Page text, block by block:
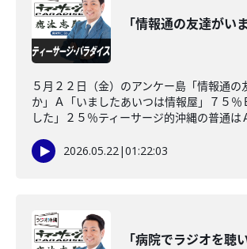
「情報通の友達がい
５月２２日（金）のアンケー島「情報通の
か」Ａ「いましたあいつは情報屋」７５％
した」２５％ティーサージ的沖縄の普通は
2026.05.22|01:22:03
「病院でラジオを聴